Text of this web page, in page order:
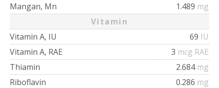
Mangan, Mn
1.489 mg
Vitamin
Vitamin A, IU
69 IU
Vitamin A, RAE
3 mcg RAE
Thiamin
2.684 mg
Riboflavin
0.286 mg